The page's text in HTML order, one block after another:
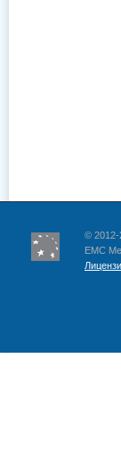
© 2012-
EMC